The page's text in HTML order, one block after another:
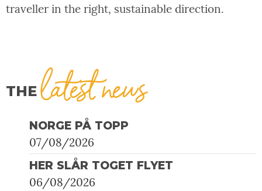
traveller in the right, sustainable direction.
THElatest news
NORGE PÅ TOPP
07/08/2026
HER SLÅR TOGET FLYET
06/08/2026